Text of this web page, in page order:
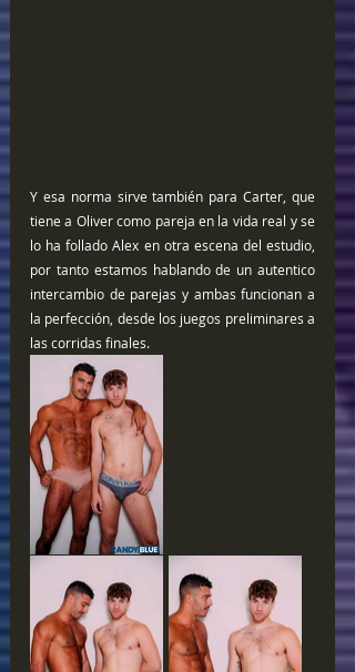
Y esa norma sirve también para Carter, que
tiene a Oliver como pareja en la vida real y se
lo ha follado Alex en otra escena del estudio,
por tanto estamos hablando de un autentico
intercambio de parejas y ambas funcionan a
la perfección, desde los juegos preliminares a
las corridas finales.